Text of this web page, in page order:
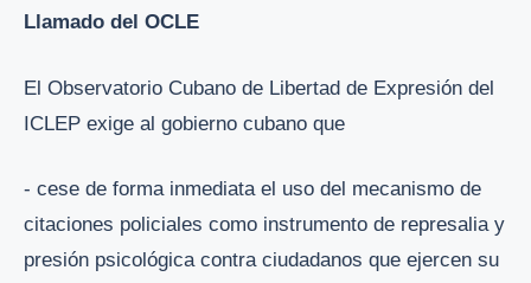
Llamado del OCLE
El Observatorio Cubano de Libertad de Expresión del
ICLEP exige al gobierno cubano que
- cese de forma inmediata el uso del mecanismo de
citaciones policiales como instrumento de represalia y
presión psicológica contra ciudadanos que ejercen su